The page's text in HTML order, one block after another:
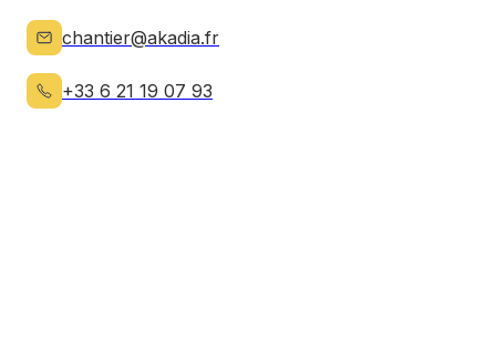
chantier@akadia.fr
+33 6 21 19 07 93